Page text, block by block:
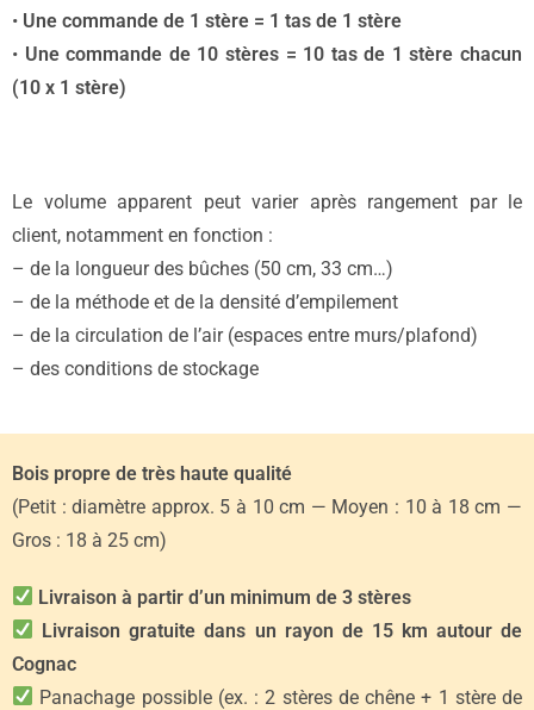
• Une commande de 1 stère = 1 tas de 1 stère
• Une commande de 10 stères = 10 tas de 1 stère chacun
(10 x 1 stère)
Le volume apparent peut varier après rangement par le
client, notamment en fonction :
– de la longueur des bûches (50 cm, 33 cm…)
– de la méthode et de la densité d’empilement
– de la circulation de l’air (espaces entre murs/plafond)
– des conditions de stockage
Bois propre de très haute qualité
(Petit : diamètre approx. 5 à 10 cm — Moyen : 10 à 18 cm —
Gros : 18 à 25 cm)
Livraison à partir d’un minimum de 3 stères
Livraison gratuite dans un rayon de 15 km autour de
Cognac
Panachage possible (ex. : 2 stères de chêne + 1 stère de